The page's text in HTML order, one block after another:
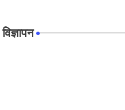
विज्ञापन